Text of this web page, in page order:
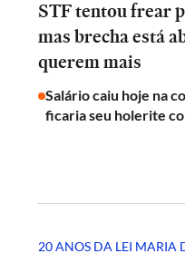
STF tentou frear
mas brecha está
querem mais
Salário caiu hoje na
ficaria seu holerite
20 ANOS DA LEI MARIA